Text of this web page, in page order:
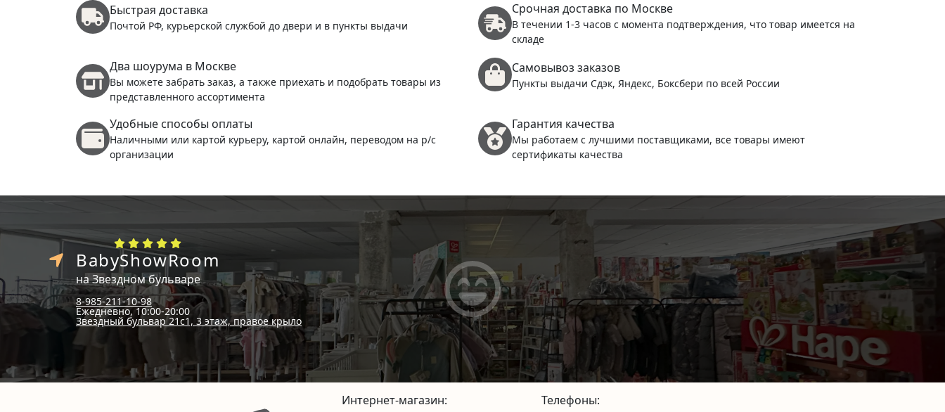
MANSITA БОННИ. СИНИЙ
ГРАФИТ
2 500 руб. - + В корзину
КОНВЕРТ FLAPPY. ГРАФИТ 2.0
(Артикул:02.070.GRHT.2)
- В корзину
Быстрая доставка
Почтой РФ, курьерской службой до двери и в пункты выдачи
Срочная доставка по Москве
В течении 1-3 часов с момента подтверждения, что товар имеется на
складе
Два шоурума в Москве
Вы можете забрать заказ, а также приехать и подобрать товары из
представленного ассортимента
Самовывоз заказов
Пункты выдачи Сдэк, Яндекс, Боксбери по всей России
Удобные способы оплаты
Наличными или картой курьеру, картой онлайн, переводом на р/с
организации
Гарантия качества
Мы работаем с лучшими поставщиками, все товары имеют
сертификаты качества
BabyShowRoom
на Звездном бульваре
8-985-211-10-98
Ежедневно, 10:00-20:00
Звездный бульвар 21с1, 3 этаж, правое крыло
Интернет-магазин: Телефоны: